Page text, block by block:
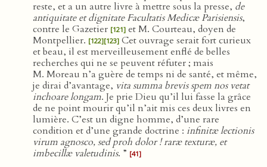
reste, et a un autre livre à mettre sous la presse, de
antiquitate et dignitate Facultatis Medicæ Parisiensis,
contre le Gazetier [121] et M. Courteau, doyen de
Montpellier. [122][123] Cet ouvrage serait fort curieux
et beau, il est merveilleusement enflé de belles
recherches qui ne se peuvent réfuter ; mais
M. Moreau n’a guère de temps ni de santé, et même,
je dirai d’avantage, vita summa brevis spem nos vetat
inchoare longam. Je prie Dieu qu’il lui fasse la grâce
de ne point mourir qu’il n’ait mis ces deux livres en
lumière. C’est un digne homme, d’une rare
condition et d’une grande doctrine : infinitæ lectionis
virum agnosco, sed proh dolor ! raræ texturæ, et
imbecillæ valetudinis. ” [41]